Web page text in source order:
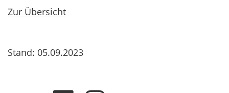
Zur Übersicht
Stand: 05.09.2023